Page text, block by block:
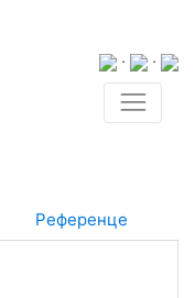
· ·
Референце